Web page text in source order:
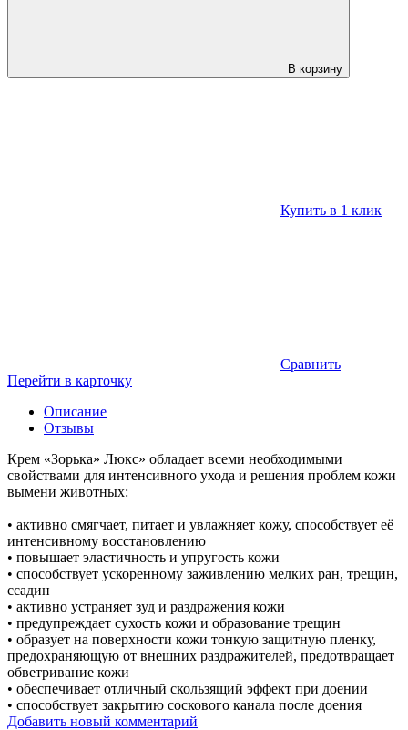
В корзину
Купить в 1 клик
Сравнить
Перейти в карточку
Описание
Отзывы
Крем «Зорька» Люкс» обладает всеми необходимыми
свойствами для интенсивного ухода и решения проблем кожи
вымени животных:
• активно смягчает, питает и увлажняет кожу, способствует её
интенсивному восстановлению
• повышает эластичность и упругость кожи
• способствует ускоренному заживлению мелких ран, трещин,
ссадин
• активно устраняет зуд и раздражения кожи
• предупреждает сухость кожи и образование трещин
• образует на поверхности кожи тонкую защитную пленку,
предохраняющую от внешних раздражителей, предотвращает
обветривание кожи
• обеспечивает отличный скользящий эффект при доении
• способствует закрытию соскового канала после доения
Добавить новый комментарий